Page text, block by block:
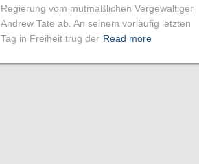
Regierung vom mutmaßlichen Vergewaltiger
Andrew Tate ab. An seinem vorläufig letzten
Tag in Freiheit trug der Read more